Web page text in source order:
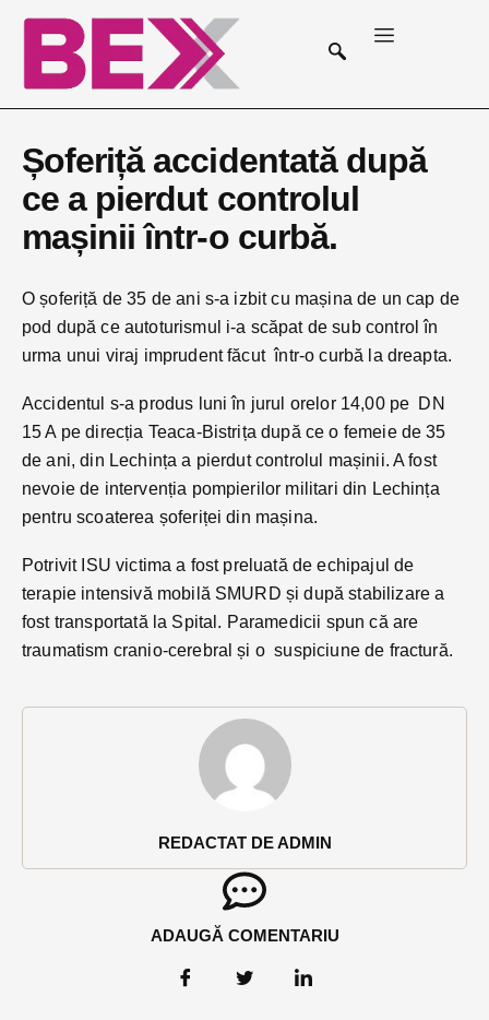
Șoferiță accidentată după
ce a pierdut controlul
mașinii într-o curbă.
REDACTAT DE ADMIN
ADAUGĂ COMENTARIU
O șoferiță de 35 de ani s-a izbit cu mașina de un cap de
pod după ce autoturismul i-a scăpat de sub control în
urma unui viraj imprudent făcut într-o curbă la dreapta.
Accidentul s-a produs luni în jurul orelor 14,00 pe DN
15 A pe direcția Teaca-Bistrița după ce o femeie de 35
de ani, din Lechința a pierdut controlul mașinii. A fost
nevoie de intervenția pompierilor militari din Lechința
pentru scoaterea șoferiței din mașina.
Potrivit ISU victima a fost preluată de echipajul de
terapie intensivă mobilă SMURD și după stabilizare a
fost transportată la Spital. Paramedicii spun că are
traumatism cranio-cerebral și o suspiciune de fractură.